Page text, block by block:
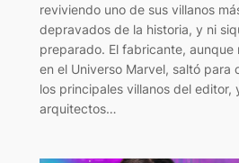
reviviendo uno de sus villanos
depravados de la historia, y ni
preparado. El fabricante, aunque
en el Universo Marvel, saltó para
los principales villanos del editor,
arquitectos…